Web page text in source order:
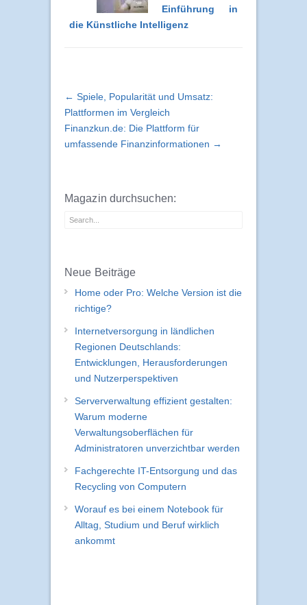
Einführung in
die Künstliche Intelligenz
← Spiele, Popularität und Umsatz:
Plattformen im Vergleich
Finanzkun.de: Die Plattform für
umfassende Finanzinformationen →
Magazin durchsuchen:
Neue Beiträge
Home oder Pro: Welche Version ist die
richtige?
Internetversorgung in ländlichen
Regionen Deutschlands:
Entwicklungen, Herausforderungen
und Nutzerperspektiven
Serververwaltung effizient gestalten:
Warum moderne
Verwaltungsoberflächen für
Administratoren unverzichtbar werden
Fachgerechte IT-Entsorgung und das
Recycling von Computern
Worauf es bei einem Notebook für
Alltag, Studium und Beruf wirklich
ankommt